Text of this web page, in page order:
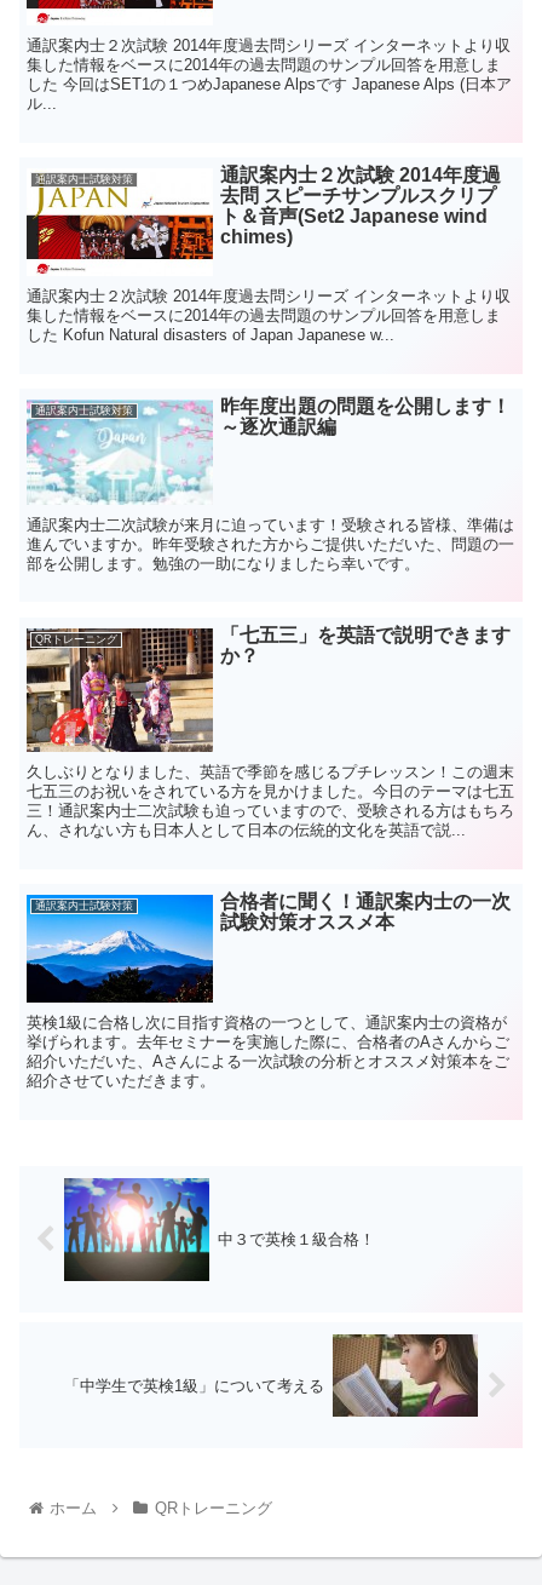
通訳案内士２次試験 2014年度過去問シリーズ インターネットより収
集した情報をベースに2014年の過去問題のサンプル回答を用意しま
した 今回はSET1の１つめJapanese Alpsです Japanese Alps (日本ア
ル...
通訳案内士試験対策
通訳案内士２次試験 2014年度過
去問 スピーチサンプルスクリプ
ト＆音声(Set2 Japanese wind
chimes)
通訳案内士２次試験 2014年度過去問シリーズ インターネットより収
集した情報をベースに2014年の過去問題のサンプル回答を用意しま
した Kofun Natural disasters of Japan Japanese w...
通訳案内士試験対策
昨年度出題の問題を公開します！
～逐次通訳編
通訳案内士二次試験が来月に迫っています！受験される皆様、準備は
進んでいますか。昨年受験された方からご提供いただいた、問題の一
部を公開します。勉強の一助になりましたら幸いです。
QRトレーニング
「七五三」を英語で説明できます
か？
久しぶりとなりました、英語で季節を感じるプチレッスン！この週末
七五三のお祝いをされている方を見かけました。今日のテーマは七五
三！通訳案内士二次試験も迫っていますので、受験される方はもちろ
ん、されない方も日本人として日本の伝統的文化を英語で説...
通訳案内士試験対策
合格者に聞く！通訳案内士の一次
試験対策オススメ本
英検1級に合格し次に目指す資格の一つとして、通訳案内士の資格が
挙げられます。去年セミナーを実施した際に、合格者のAさんからご
紹介いただいた、Aさんによる一次試験の分析とオススメ対策本をご
紹介させていただきます。
中３で英検１級合格！
「中学生で英検1級」について考える
ホーム QRトレーニング